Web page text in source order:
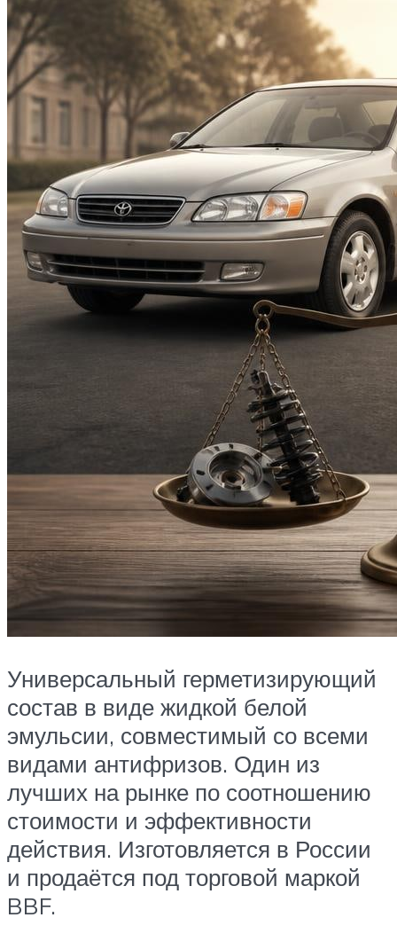
Универсальный герметизирующий
состав в виде жидкой белой
эмульсии, совместимый со всеми
видами антифризов. Один из
лучших на рынке по соотношению
стоимости и эффективности
действия. Изготовляется в России
и продаётся под торговой маркой
BBF.